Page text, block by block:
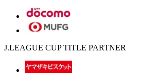
J.LEAGUE CUP TITLE PARTNER